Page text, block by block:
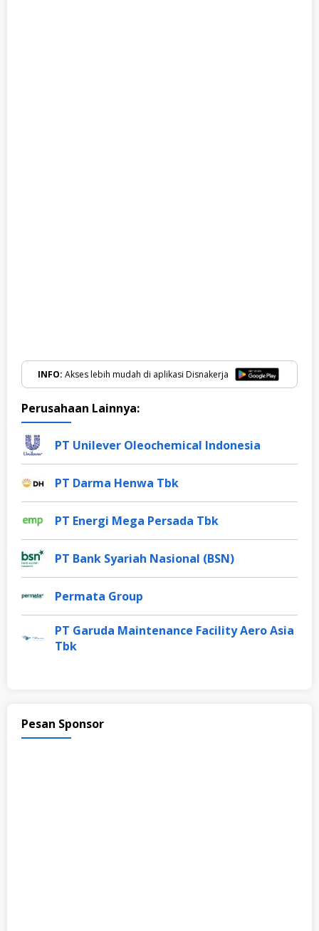
INFO: Akses lebih mudah di aplikasi Disnakerja
Perusahaan Lainnya:
PT Unilever Oleochemical Indonesia
PT Darma Henwa Tbk
PT Energi Mega Persada Tbk
PT Bank Syariah Nasional (BSN)
Permata Group
PT Garuda Maintenance Facility Aero Asia
Tbk
Pesan Sponsor